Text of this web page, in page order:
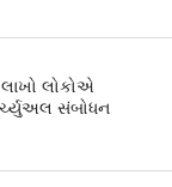
લોકોએ
સંબોધન